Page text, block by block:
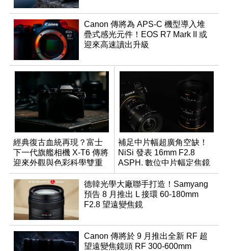
Canon 傳將為 APS-C 機型導入堆
疊式感光元件！EOS R7 Mark II 或
迎來高速讀出升級
經典復古血統再現？富士
下一代旗艦相機 X-T6 傳將
迎來外觀與色彩科學雙重
優化
補足中片幅超廣角空缺！
NiSi 發表 16mm F2.8
ASPH. 數位中片幅定焦鏡
德韓光學大廠聯手打造！Samyang
預告 8 月推出 L 接環 60-180mm
F2.8 望遠變焦鏡
Canon 傳將於 9 月推出全新 RF 超
望遠變焦鏡頭 RF 300-600mm